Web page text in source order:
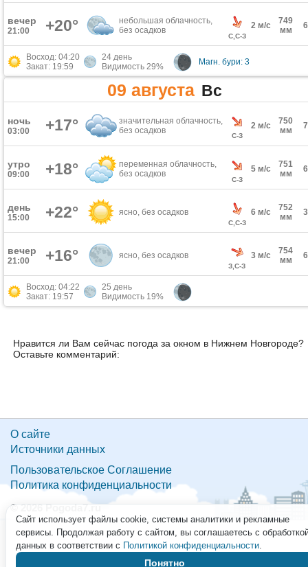
вечер
21:00 +20°
небольшая облачность,
без осадков
С,С-З
2 м/с
749
мм
Восход: 04:20
Закат: 19:59
24 день
Видимость 29%
Магн. бури: 3
09 августа Вс
ночь
03:00 +17°
значительная облачность,
без осадков
С-З
2 м/с
750
мм
утро
09:00 +18°
переменная облачность,
без осадков
С-З
5 м/с
751
мм
день
15:00 +22° ясно, без осадков
С,С-З
6 м/с
752
мм
вечер
21:00 +16° ясно, без осадков
З,С-З
3 м/с
754
мм
Восход: 04:22
Закат: 19:57
25 день
Видимость 19%
Нравится ли Вам сейчас погода за окном в Нижнем Новгороде?
Оставьте комментарий:
О сайте
Источники данных
Пользовательское Соглашение
Политика конфиденциальности
© 2026 Pogoda7.ru
Сайт использует файлы cookie, системы аналитики и рекламные
сервисы. Продолжая работу с сайтом, вы соглашаетесь с
данных в соответствии с Политикой конфиденциальности.
Понятно